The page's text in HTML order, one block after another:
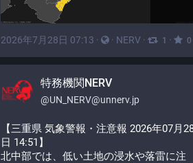
2026年7月28日 07:13 · · NERV · 1 · 0
特務機関NERV
@UN_NERV@unnerv.jp
【三重県 気象警報・注意報 2026年07月
日 14:51】
北中部では、低い土地の浸水や落雷に注